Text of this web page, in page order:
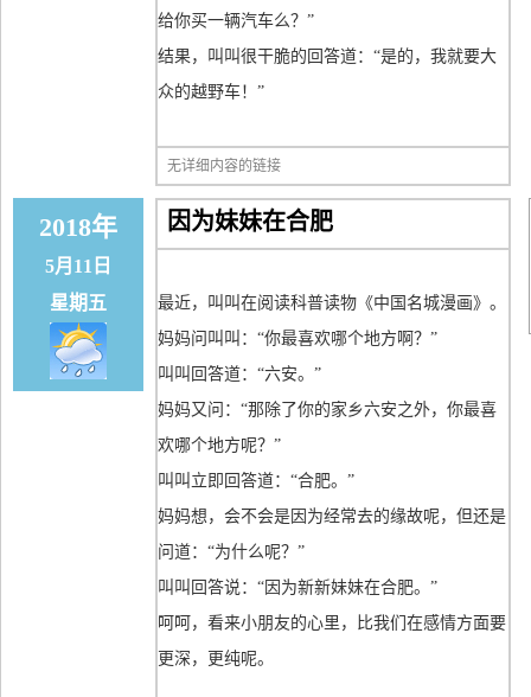
给你买一辆汽车么？”
结果，叫叫很干脆的回答道：“是的，我就要大
众的越野车！”
无详细内容的链接
2018年
5月11日
星期五
因为妹妹在合肥
最近，叫叫在阅读科普读物《中国名城漫画》。
妈妈问叫叫：“你最喜欢哪个地方啊？”
叫叫回答道：“六安。”
妈妈又问：“那除了你的家乡六安之外，你最喜
欢哪个地方呢？”
叫叫立即回答道：“合肥。”
妈妈想，会不会是因为经常去的缘故呢，但还是
问道：“为什么呢？”
叫叫回答说：“因为新新妹妹在合肥。”
呵呵，看来小朋友的心里，比我们在感情方面要
更深，更纯呢。